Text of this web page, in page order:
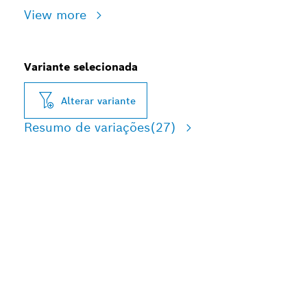
View more
Variante selecionada
Alterar variante
Resumo de variações(27)